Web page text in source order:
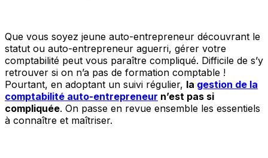
Que vous soyez jeune auto-entrepreneur découvrant le
statut ou auto-entrepreneur aguerri, gérer votre
comptabilité peut vous paraître compliqué. Difficile de s’y
retrouver si on n’a pas de formation comptable !
Pourtant, en adoptant un suivi régulier, la gestion de la
comptabilité auto-entrepreneur n’est pas si
compliquée. On passe en revue ensemble les essentiels
à connaître et maîtriser.